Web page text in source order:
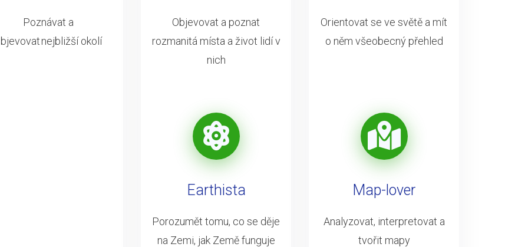
Poznávat a
nejbližší okolí
Objevovat a poznat
rozmanitá místa a život lidí v
nich
Earthista
Porozumět tomu, co se děje
na Zemi, jak Země funguje
Orientovat se ve světě a mít
o něm všeobecný přehled
Map-lover
Analyzovat, interpretovat a
tvořit mapy